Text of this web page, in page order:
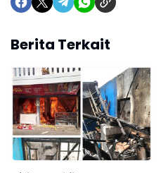
Berita Terkait